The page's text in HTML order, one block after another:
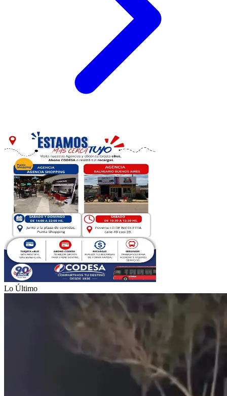
Lo Último